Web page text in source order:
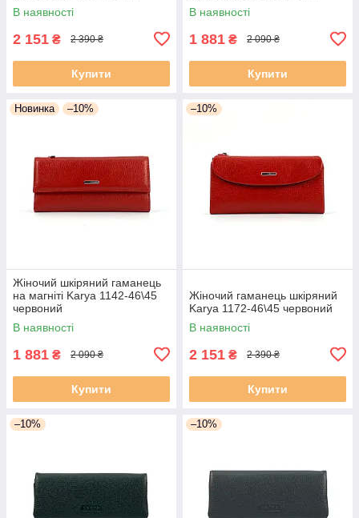
В наявності
2 151 ₴ 2 390 ₴
Купити
В наявності
1 881 ₴ 2 090 ₴
Купити
Новинка –10%
Жіночий шкіряний гаманець
на магніті Karya 1142-46\45
червоний
В наявності
1 881 ₴ 2 090 ₴
Купити
–10%
Жіночий гаманець шкіряний
Karya 1172-46\45 червоний
В наявності
2 151 ₴ 2 390 ₴
Купити
–10% –10%